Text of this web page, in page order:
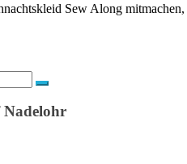
Sew Along